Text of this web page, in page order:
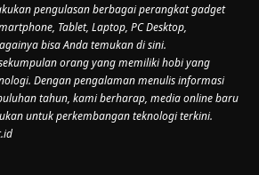
pengulasan berbagai perangkat gadget
Tablet, Laptop, PC Desktop,
bisa Anda temukan di sini.
orang yang memiliki hobi yang
Dengan pengalaman menulis informasi
tahun, kami berharap, media online baru
untuk perkembangan teknologi terkini.